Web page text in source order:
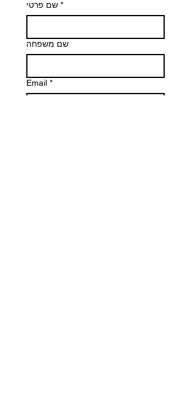
שם פרטי *
שם משפחה
Email *